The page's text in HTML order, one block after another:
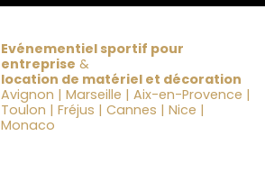
Evénementiel sportif pour
entreprise &
location de matériel et décoration
Avignon | Marseille | Aix-en-Provence |
Toulon | Fréjus | Cannes | Nice |
Monaco